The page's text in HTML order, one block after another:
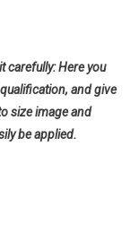
carefully: Here you
and give
size image and
be applied.